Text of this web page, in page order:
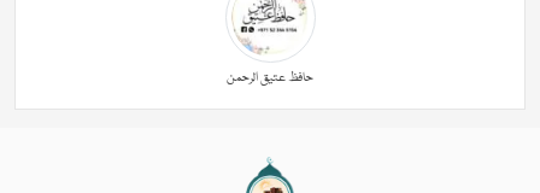
حافظ عتیق الرحمن